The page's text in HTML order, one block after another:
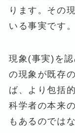
ります。その
いる事実です。
現象(事実)を
の現象が既存
ば、より包括
科学者の本来
もあるのでは